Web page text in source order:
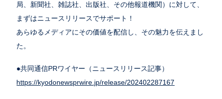
局、新聞社、雑誌社、出版社、その他報道機関）に対して、
まずはニュースリリースでサポート！
あらゆるメディアにその価値を配信し、その魅力を伝えまし
た。
●共同通信PRワイヤー（ニュースリリース記事）
https://kyodonewsprwire.jp/release/202402287167